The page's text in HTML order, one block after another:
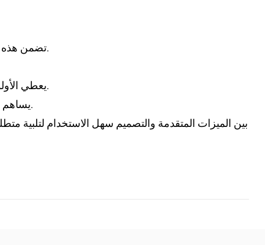
- تضمن هذه المادة عالية الجودة قدرة الغلاية على تحمل الاستخدام الصارم مع مرور الوقت، مما يجعلها خيارًا موثوقًا للتشغيل المستمر.
- تصميم غلاية البخار ST-8S يعطي الأولوية لسهولة الصيانة، مما يسمح للمستخدمين بإجراء الفحوصات الروتينية والتنظيف دون صعوبة.
- يساهم هذا التصميم منخفض الصيانة في تقليل وقت التوقف عن العمل، مما يضمن التشغيل المستمر في البيئات كثيرة المتطلبات.